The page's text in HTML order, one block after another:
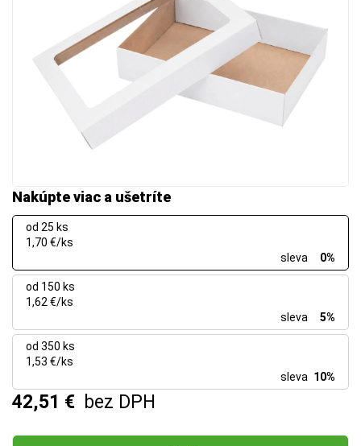
Nakúpte viac a ušetríte
od 25 ks
1,70 €/ks
sleva
0%
od 150 ks
1,62 €/ks
sleva
5%
od 350 ks
1,53 €/ks
sleva 10%
42,51 € bez DPH